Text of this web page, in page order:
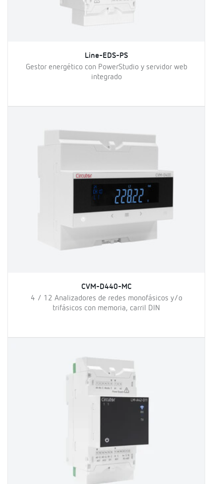
Line-EDS-PS
Gestor energético con PowerStudio y servidor web
integrado
CVM-D440-MC
4 / 12 Analizadores de redes monofásicos y/o
trifásicos con memoria, carril DIN